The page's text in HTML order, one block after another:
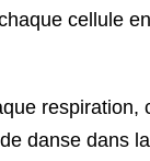
cellule
respiration,
danse dans